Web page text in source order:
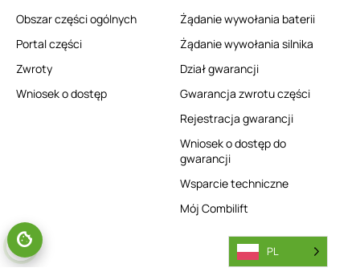
Obszar części ogólnych
Portal części
Zwroty
Wniosek o dostęp
Żądanie wywołania baterii
Żądanie wywołania silnika
Dział gwarancji
Gwarancja zwrotu części
Rejestracja gwarancji
Wniosek o dostęp do
gwarancji
Wsparcie techniczne
Mój Combilift
PL